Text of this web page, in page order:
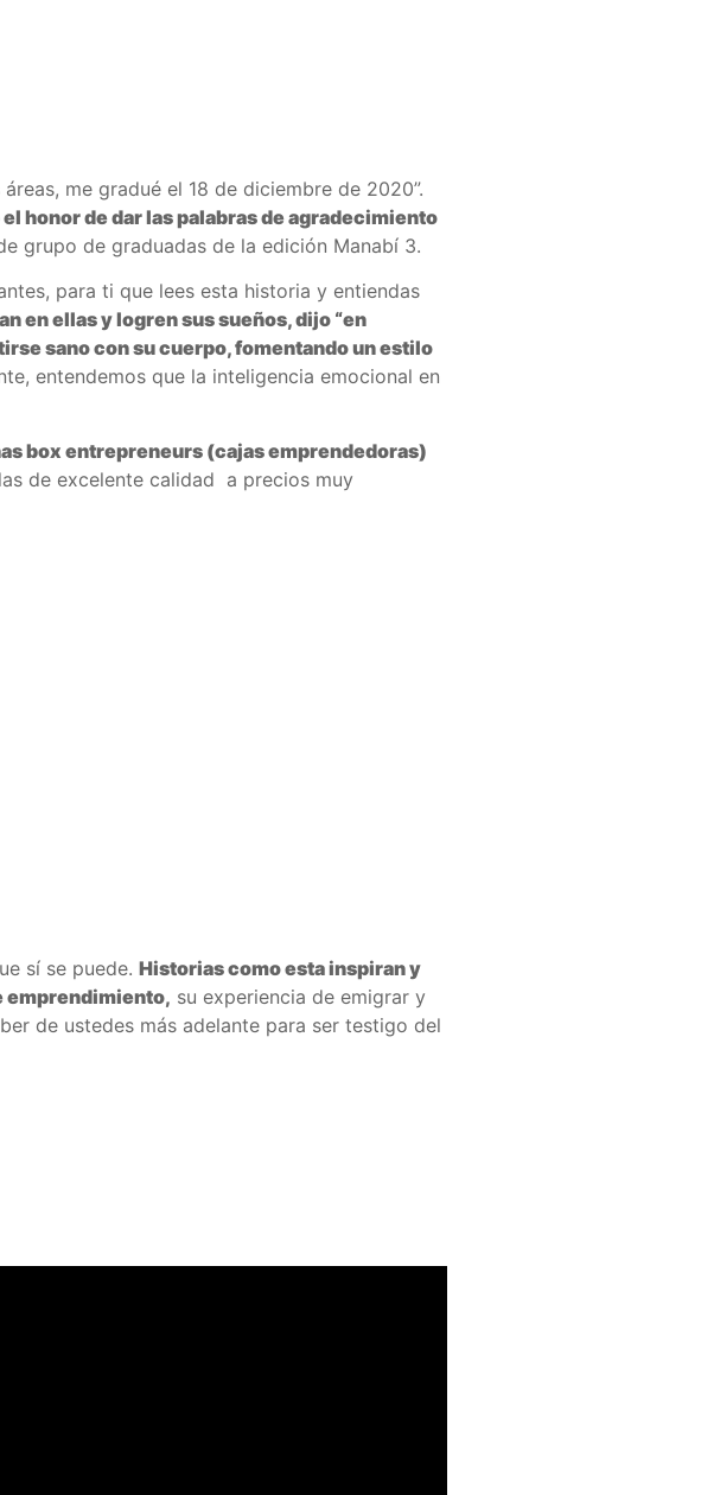
me gradué el 18 de diciembre de 2020”.
honor de dar las palabras de agradecimiento
grupo de graduadas de la edición Manabí 3.
para ti que lees esta historia y entiendas
en ellas y logren sus sueños, dijo “en
sano con su cuerpo, fomentando un estilo
entendemos que la inteligencia emocional en
box entrepreneurs (cajas emprendedoras)
de excelente calidad a precios muy
sí se puede. Historias como esta inspiran y
emprendimiento, su experiencia de emigrar y
de ustedes más adelante para ser testigo del